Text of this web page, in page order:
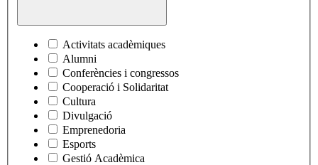
Activitats acadèmiques
Alumni
Conferències i congressos
Cooperació i Solidaritat
Cultura
Divulgació
Emprenedoria
Esports
Gestió Acadèmica